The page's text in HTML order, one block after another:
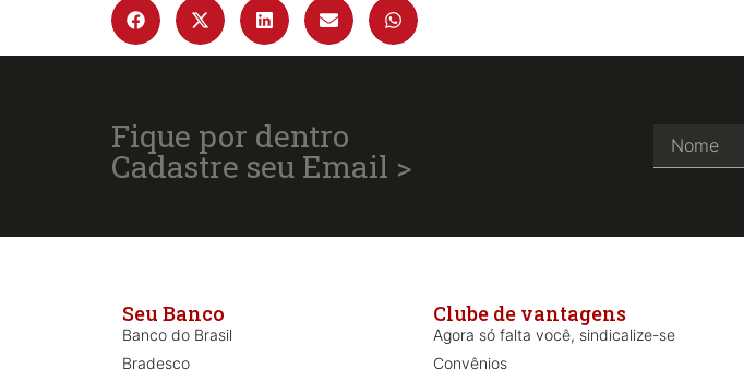
Fique por dentro
Cadastre seu Email >
Seu Banco
Banco do Brasil
Bradesco
Clube de vantagens
Agora só falta você, sindicalize-se
Convênios